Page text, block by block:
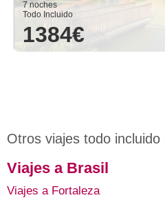
7 noches
Todo Incluido
1384€
Otros viajes todo incluido
Viajes a Brasil
Viajes a Fortaleza